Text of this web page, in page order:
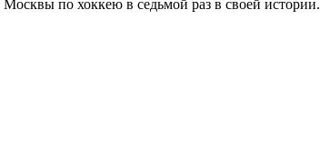
по хоккею в седьмой раз в своей истории.